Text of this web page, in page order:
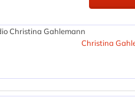
Christina Gahlemann
Christina